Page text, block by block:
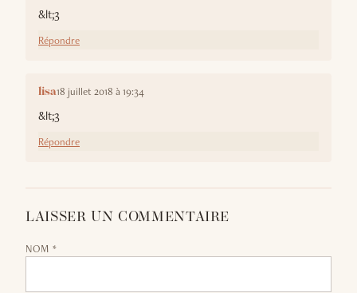
&lt;3
Répondre
lisa18 juillet 2018 à 19:34
&lt;3
Répondre
LAISSER UN COMMENTAIRE
NOM *